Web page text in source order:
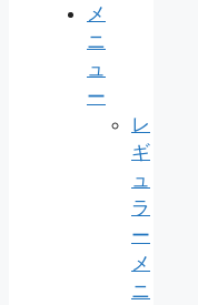
メ
ニ
ュ
ー
レ
ギ
ュ
ラ
ー
メ
ニ